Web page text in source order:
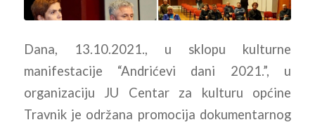
Dana, 13.10.2021., u sklopu kulturne
manifestacije “Andrićevi dani 2021.”, u
organizaciju JU Centar za kulturu općine
Travnik je održana promocija dokumentarnog